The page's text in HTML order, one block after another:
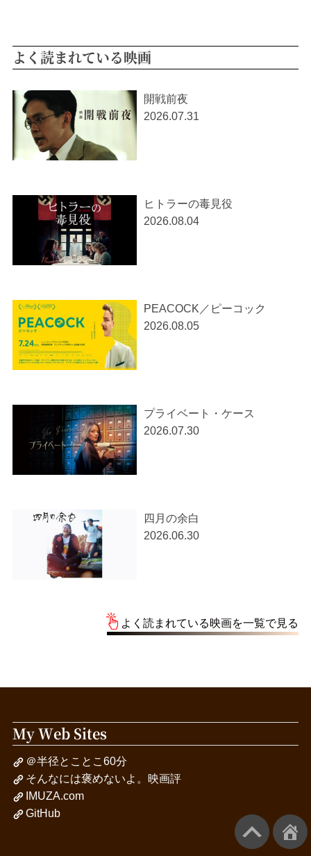
よく読まれている映画
開戦前夜
2026.07.31
ヒトラーの毒見役
2026.08.04
PEACOCK／ピーコック
2026.08.05
プライベート・ケース
2026.07.30
四月の余白
2026.06.30
よく読まれている映画を一覧で見る
My Web Sites
＠半径とことこ60分
そんなには褒めないよ。映画評
IMUZA.com
GitHub